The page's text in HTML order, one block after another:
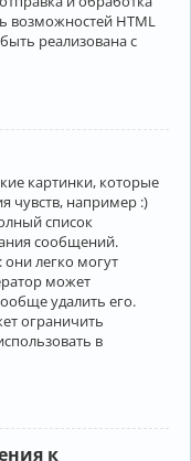
возможностей HTML
реализована с
картинки, которые
чувств, например :)
список
сообщений.
они легко могут
может
удалить его.
ограничить
в
к